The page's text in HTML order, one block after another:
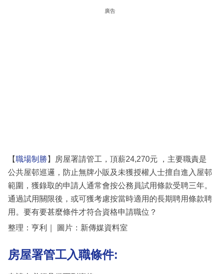
廣告
【職場制勝 】房屋署請管工，頂薪24,270元 ，主要職責是
公共屋邨巡邏，防止無牌小販及未獲授權人士擅自進入屋邨
範圍，獲錄取的申請人通常會按公務員試用條款受聘三年。
通過試用關限後，或可獲考慮按當時適用的長期聘用條款聘
用。要有要甚麼條件才符合資格申請職位？
整理：亨利｜ 圖片：新傳媒資料室
房屋署管工入職條件: